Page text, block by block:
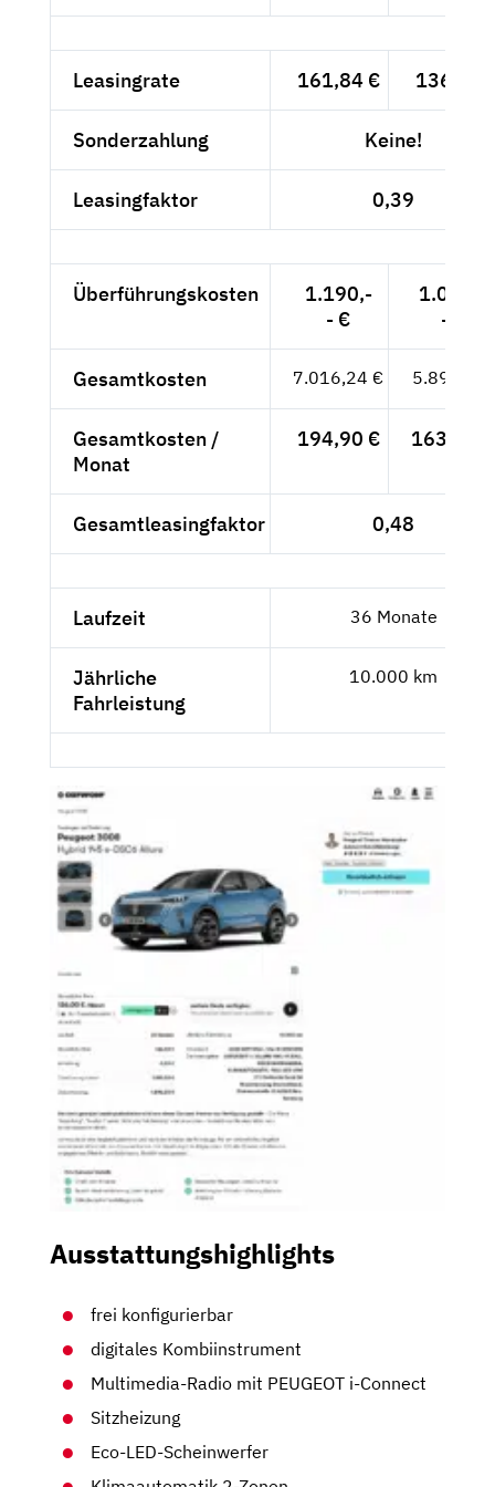
Leasingrate 161,84 € 136,-- €
Sonderzahlung Keine!
Leasingfaktor 0,39
Überführungskosten
1.190,-
- €
1.000,-
- €
Gesamtkosten 7.016,24 € 5.896,-- €
Gesamtkosten /
Monat
194,90 € 163,78 €
Gesamtleasingfaktor 0,48
Laufzeit 36 Monate
Jährliche
Fahrleistung
10.000 km
Ausstattungshighlights
frei konfigurierbar
digitales Kombiinstrument
Multimedia-Radio mit PEUGEOT i-Connect
Sitzheizung
Eco-LED-Scheinwerfer